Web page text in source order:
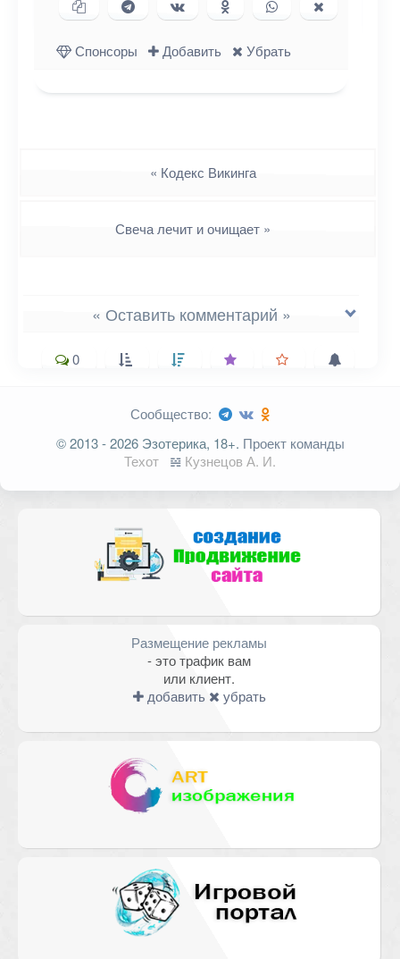
Копировать ссылку
Поделиться в Telegram
Поделиться ВКонтакте
Поделиться в
Одноклассниках
Поделиться в
WhatsApp
в X (Twitter)
Спонсоры
Добавить Убрать
« Кодекс Викинга
Свеча лечит и очищает »
« Оставить комментарий »
Ваш адрес email не будет
опубликован.
Обязательные поля
Email *
0
Сообщество:
© 2013 - 2026 Эзотерика, 18+. Проект команды
Техот
𝌴 Кузнецов А. И.
Размещение рекламы
- это трафик вам
или клиент.
добавить
убрать